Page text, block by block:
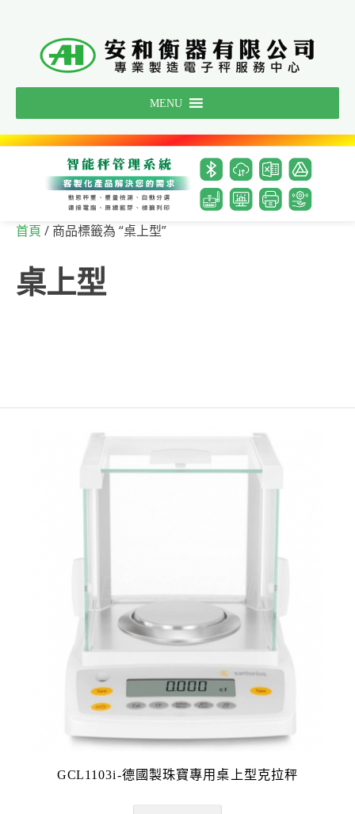
MENU
首頁 / 商品標籤為 “桌上型”
桌上型
GCL1103i-德國製珠寶專用桌上型克拉秤